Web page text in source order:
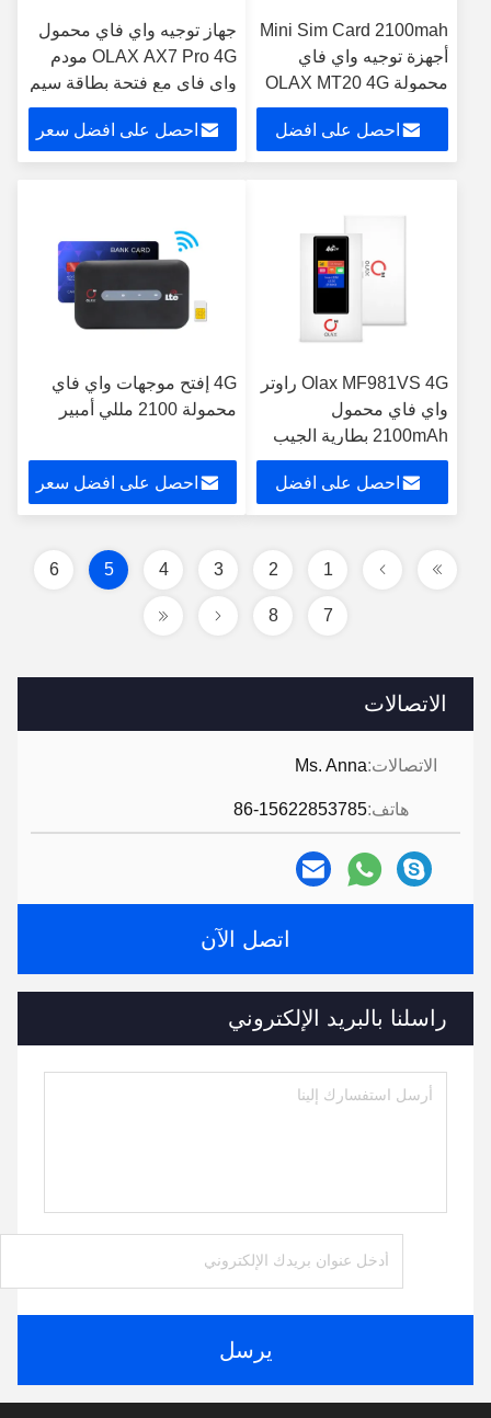
الاتصالات
الاتصالات:Ms. Anna
هاتف:86-15622853785
اتصل الآن
راسلنا بالبريد الإلكتروني
يرسل
Mini Sim Card 2100mah
أجهزة توجيه واي فاي
محمولة OLAX MT20 4G
Mobile Hotspot
احصل على افضل
جهاز توجيه واي فاي محمول
OLAX AX7 Pro 4G مودم
واي فاي مع فتحة بطاقة سيم
5000mah 300mbps
احصل على افضل سعر
Olax MF981VS 4G راوتر
واي فاي محمول
2100mAh بطارية الجيب
واي فاي راوتر
احصل على افضل
4G إفتح موجهات واي فاي
محمولة 2100 مللي أمبير
احصل على افضل سعر
1
2
3
4
5
6
7
8